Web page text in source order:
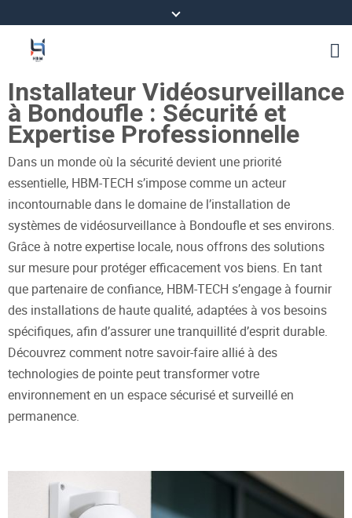
Installateur Vidéosurveillance
à Bondoufle : Sécurité et
Expertise Professionnelle
Dans un monde où la sécurité devient une priorité
essentielle, HBM-TECH s’impose comme un acteur
incontournable dans le domaine de l’installation de
systèmes de vidéosurveillance à Bondoufle et ses environs.
Grâce à notre expertise locale, nous offrons des solutions
sur mesure pour protéger efficacement vos biens. En tant
que partenaire de confiance, HBM-TECH s’engage à fournir
des installations de haute qualité, adaptées à vos besoins
spécifiques, afin d’assurer une tranquillité d’esprit durable.
Découvrez comment notre savoir-faire allié à des
technologies de pointe peut transformer votre
environnement en un espace sécurisé et surveillé en
permanence.